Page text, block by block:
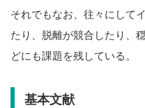
それでもなお、往々にして
たり、脱離が競合したり、
どにも課題を残している。
基本文献